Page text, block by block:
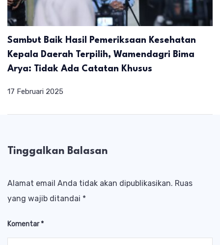
Sambut Baik Hasil Pemeriksaan Kesehatan
Kepala Daerah Terpilih, Wamendagri Bima
Arya: Tidak Ada Catatan Khusus
17 Februari 2025
Tinggalkan Balasan
Alamat email Anda tidak akan dipublikasikan. Ruas
yang wajib ditandai *
Komentar*